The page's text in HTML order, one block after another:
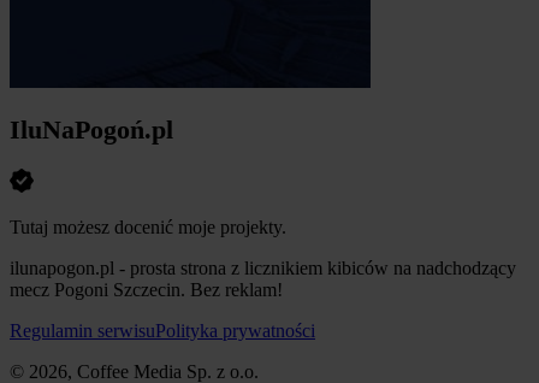
IluNaPogoń.pl
Tutaj możesz docenić moje projekty.
ilunapogon.pl - prosta strona z licznikiem kibiców na nadchodzący
mecz Pogoni Szczecin. Bez reklam!
Regulamin serwisuPolityka prywatności
© 2026, Coffee Media Sp. z o.o.